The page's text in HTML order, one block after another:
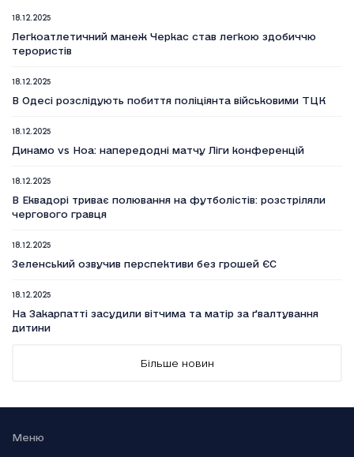
18.12.2025
Легкоатлетичний манеж Черкас став легкою здобиччю
терористів
18.12.2025
В Одесі розслідують побиття поліціянта військовими ТЦК
18.12.2025
Динамо vs Ноа: напередодні матчу Ліги конференцій
18.12.2025
В Еквадорі триває полювання на футболістів: розстріляли
чергового гравця
18.12.2025
Зеленський озвучив перспективи без грошей ЄС
18.12.2025
На Закарпатті засудили вітчима та матір за ґвалтування
дитини
18.12.2025
Більше новин
Меню